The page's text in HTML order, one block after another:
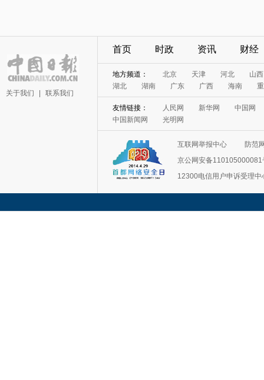
关于我们 联系我们
首页 时政 资讯 财经
地方频道： 北京 天津 河北
山西
湖北
湖南 广东 广西 海南
友情链接： 人民网 新华网
中国网
中国新闻网
光明网
互联网举报中心
防范
京公网安备110105000081
12300电信用户申诉受理中